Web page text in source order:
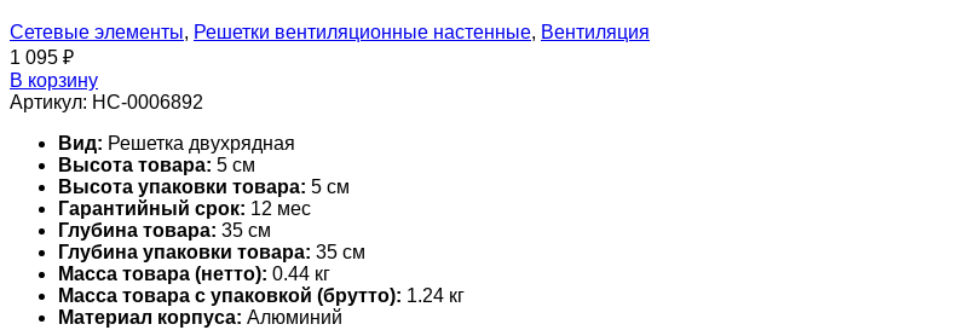
Сетевые элементы, Решетки вентиляционные настенные, Вентиляция
1 095 ₽
В корзину
Артикул: НС-0006892
Вид: Решетка двухрядная
Высота товара: 5 см
Высота упаковки товара: 5 см
Гарантийный срок: 12 мес
Глубина товара: 35 см
Глубина упаковки товара: 35 см
Масса товара (нетто): 0.44 кг
Масса товара с упаковкой (брутто): 1.24 кг
Материал корпуса: Алюминий